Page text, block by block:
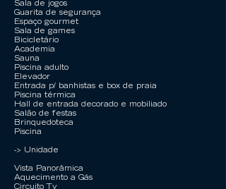
Sala de jogos
Guarita de segurança
Espaço gourmet
Sala de games
Bicicletário
Academia
Sauna
Piscina adulto
Elevador
Entrada p/ banhistas e box de praia
Piscina térmica
Hall de entrada decorado e mobiliado
Salão de festas
Brinquedoteca
Piscina
-> Unidade
Vista Panorâmica
Aquecimento a Gás
Circuito Tv